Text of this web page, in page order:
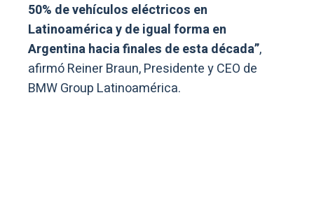
50% de vehículos eléctricos en
Latinoamérica y de igual forma en
Argentina hacia finales de esta década”,
afirmó Reiner Braun, Presidente y CEO de
BMW Group Latinoamérica.